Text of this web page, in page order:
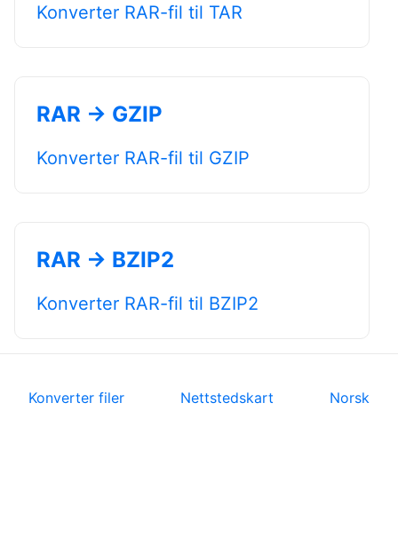
Konverter RAR-fil til TAR
RAR → GZIP
Konverter RAR-fil til GZIP
RAR → BZIP2
Konverter RAR-fil til BZIP2
Konverter filer Nettstedskart Norsk